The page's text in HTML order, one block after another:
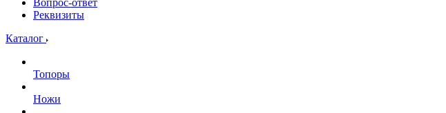
Вопрос-ответ
Реквизиты
Каталог
Топоры
Ножи